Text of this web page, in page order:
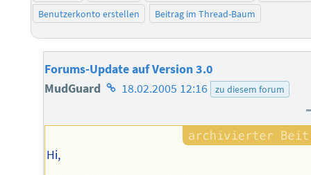
Benutzerkonto erstellen
Beitrag im Thread-Baum
Forums-Update auf Version 3.0
MudGuard Homepage
Autors
18.02.2005 12:16 zu diesem forum
Hi,